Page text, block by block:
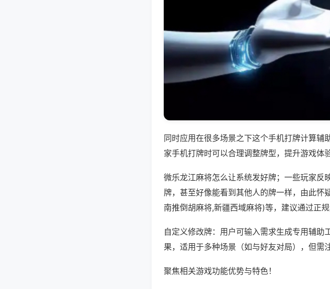
同时应用在很多场景之下这个手机打牌计算
家手机打牌时可以合理调整牌型，提升游戏体
微乐龙江麻将怎么让系统发好牌；一些玩家反
牌，甚至好像能看到其他人的牌一样，由此
南推倒胡麻将,新疆西域麻将)等，建议通过正规
自定义修改牌：用户可输入需求生成专用辅助
果，适用于多种场景（如与好友对局），但需
聚焦相关游戏功能优势与特色！